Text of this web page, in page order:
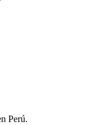
Perú.